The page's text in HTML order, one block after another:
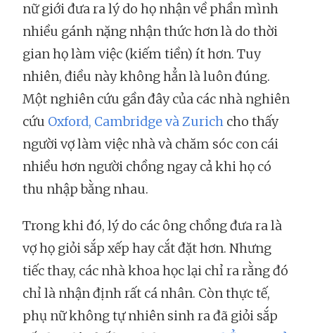
nữ giới đưa ra lý do họ nhận về phần mình
nhiều gánh nặng nhận thức hơn là do thời
gian họ làm việc (kiếm tiền) ít hơn. Tuy
nhiên, điều này không hẳn là luôn đúng.
Một nghiên cứu gần đây của các nhà nghiên
cứu Oxford, Cambridge và Zurich cho thấy
người vợ làm việc nhà và chăm sóc con cái
nhiều hơn người chồng ngay cả khi họ có
thu nhập bằng nhau.
Trong khi đó, lý do các ông chồng đưa ra là
vợ họ giỏi sắp xếp hay cắt đặt hơn. Nhưng
tiếc thay, các nhà khoa học lại chỉ ra rằng đó
chỉ là nhận định rất cá nhân. Còn thực tế,
phụ nữ không tự nhiên sinh ra đã giỏi sắp